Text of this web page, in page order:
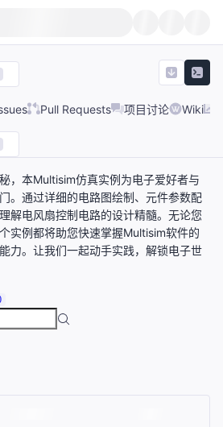
Pull Requests 项目讨论 Wiki
，本Multisim仿真实例为电子爱好者与
。通过详细的电路图绘制、元件参数配
解电风扇控制电路的设计精髓。无论您
实例都将助您快速掌握Multisim软件的
力。让我们一起动手实践，解锁电子世